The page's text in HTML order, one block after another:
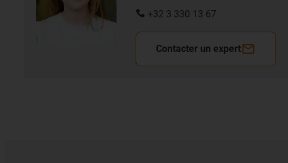
+32 3 330 13 67
Contacter un expert